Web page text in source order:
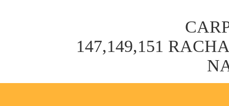
147,149,151